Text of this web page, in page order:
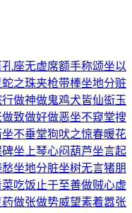
孔座无虚席额手称颂坐以
蛇之珠夹枪带棒坐地分赃
行做神做鬼鸡犬皆仙衒玉
致做好做恶坐不窥堂搜
坐不垂堂狗吠之惊春暖花
碑坐上琴心闷葫芦坐言起
坐地分脏坐树无言猪朋
吃饭止于至善做贼心虚
做张做势威望素着嚣张